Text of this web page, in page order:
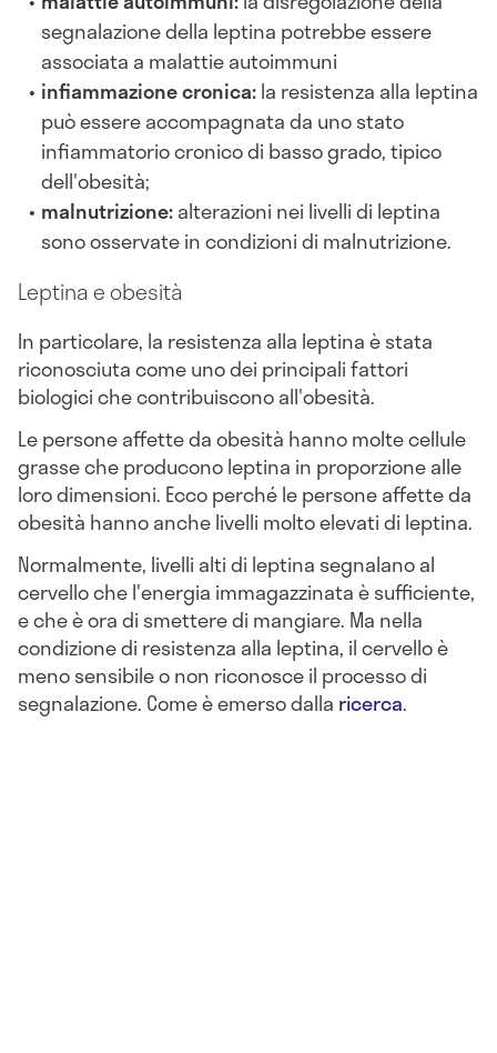
segnalazione della leptina potrebbe essere
associata a malattie autoimmuni
infiammazione cronica:la resistenza alla leptina
può essere accompagnata da uno stato
infiammatorio cronico di basso grado, tipico
dell'obesità;
malnutrizione:alterazioni nei livelli di leptina
sono osservate in condizioni di malnutrizione.
Leptina e obesità
In particolare, la resistenza alla leptina è stata
riconosciuta come uno dei principali fattori
biologici che contribuiscono all'obesità.
Le persone affette da obesità hanno molte cellule
grasse che producono leptina in proporzione alle
loro dimensioni. Ecco perché le persone affette da
obesità hanno anche livelli molto elevati di leptina.
Normalmente, livelli alti di leptina segnalano al
cervello che l'energia immagazzinata è sufficiente,
e che è ora di smettere di mangiare. Ma nella
condizione di resistenza alla leptina, il cervello è
meno sensibile o non riconosce il processo di
segnalazione. Come è emerso dalla ricerca.